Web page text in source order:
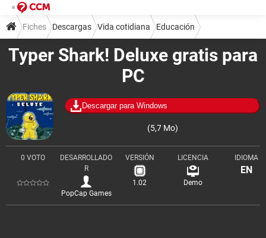
Typer Shark! Deluxe gratis para
PC
Descargar para Windows
(5,7 Mo)
0 VOTO
DESARROLLADO
R
PopCap Games
VERSIÓN
1.02
LICENCIA
Demo
IDIOMA
EN
Fiches Descargas Vida cotidiana Educación